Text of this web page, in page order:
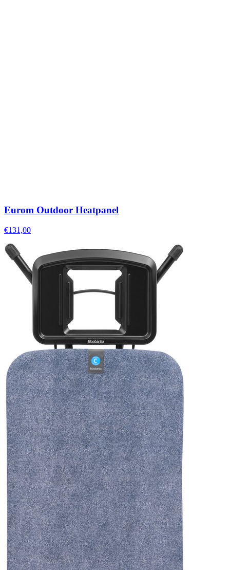
Eurom Outdoor Heatpanel
€131,00